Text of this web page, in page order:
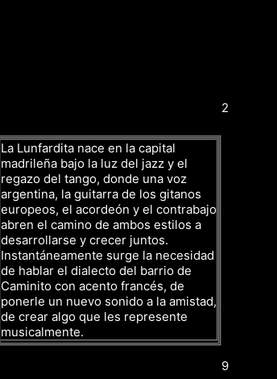
La Lunfardita nace en la capital
madrileña bajo la luz del jazz y el
regazo del tango, donde una voz
argentina, la guitarra de los gitanos
europeos, el acordeón y el contrabajo
abren el camino de ambos estilos a
desarrollarse y crecer juntos.
Instantáneamente surge la necesidad
de hablar el dialecto del barrio de
Caminito con acento francés, de
ponerle un nuevo sonido a la amistad,
de crear algo que les represente
musicalmente.
2
9